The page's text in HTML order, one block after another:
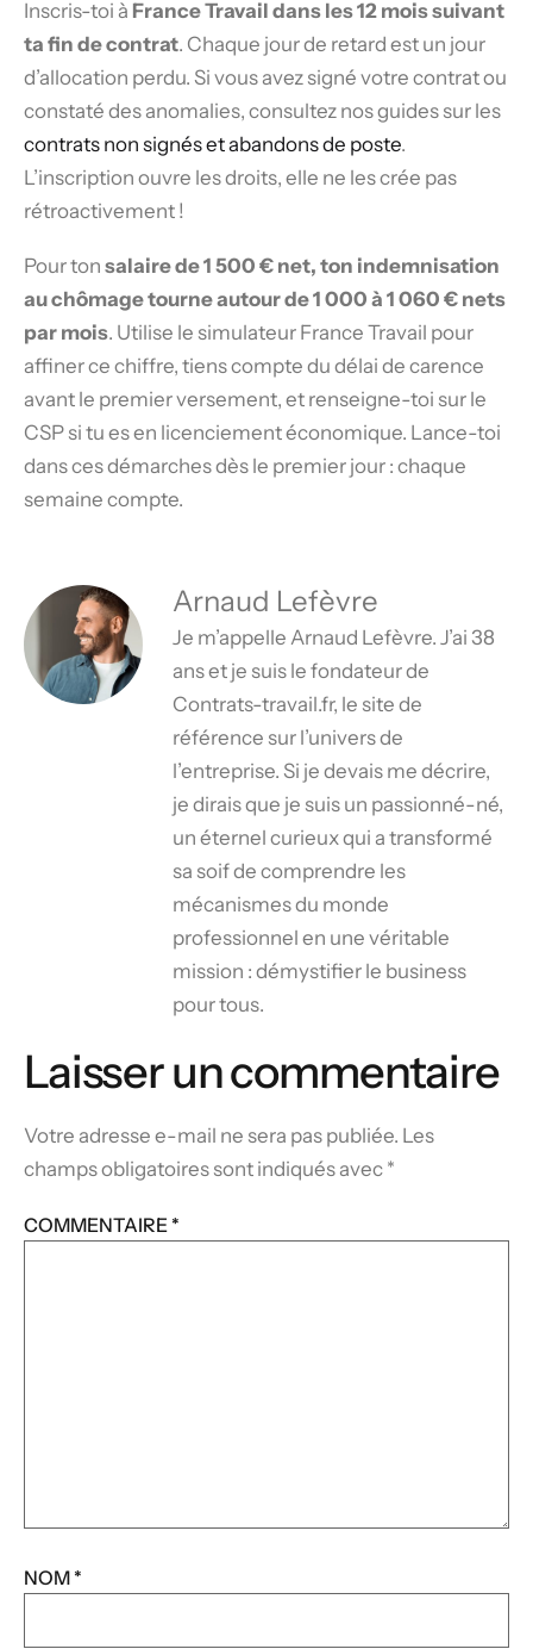
Inscris-toi à France Travail dans les 12 mois suivant
ta fin de contrat. Chaque jour de retard est un jour
d’allocation perdu. Si vous avez signé votre contrat ou
constaté des anomalies, consultez nos guides sur les
contrats non signés et abandons de poste.
L’inscription ouvre les droits, elle ne les crée pas
rétroactivement !
Pour ton salaire de 1 500 € net, ton indemnisation
au chômage tourne autour de 1 000 à 1 060 € nets
par mois. Utilise le simulateur France Travail pour
affiner ce chiffre, tiens compte du délai de carence
avant le premier versement, et renseigne-toi sur le
CSP si tu es en licenciement économique. Lance-toi
dans ces démarches dès le premier jour : chaque
semaine compte.
Arnaud Lefèvre
Je m’appelle Arnaud Lefèvre. J’ai 38
ans et je suis le fondateur de
Contrats-travail.fr, le site de
référence sur l’univers de
l’entreprise. Si je devais me décrire,
je dirais que je suis un passionné-né,
un éternel curieux qui a transformé
sa soif de comprendre les
mécanismes du monde
professionnel en une véritable
mission : démystifier le business
pour tous.
Laisser un commentaire
Votre adresse e-mail ne sera pas publiée. Les
champs obligatoires sont indiqués avec *
COMMENTAIRE *
NOM *